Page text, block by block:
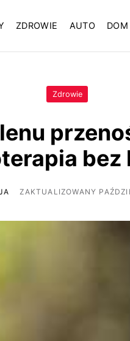
ZDROWIE AUTO DOM
Zdrowie
ZAKTUALIZOWANY